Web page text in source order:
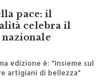
pace: il
celebra il
nazionale
edizione è: "Insieme sul
artigiani di bellezza"